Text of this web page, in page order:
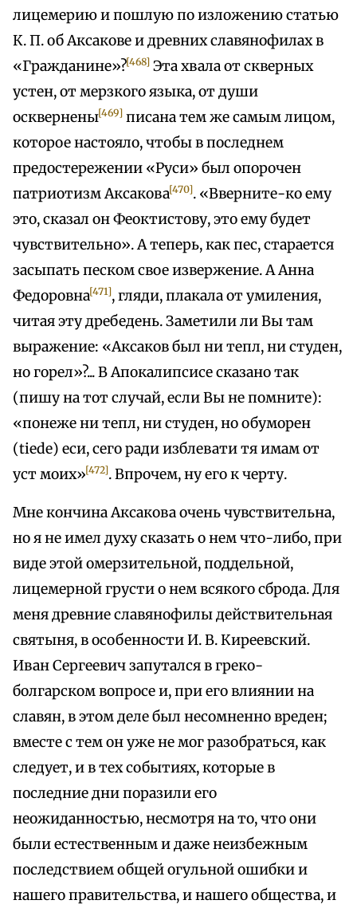
лицемерию и пошлую по изложению статью
К. П. об Аксакове и древних славянофилах в
«Гражданине»?[468] Эта хвала от скверных
устен, от мерзкого языка, от души
осквернены[469] писана тем же самым лицом,
которое настояло, чтобы в последнем
предостережении «Руси» был опорочен
патриотизм Аксакова[470]. «Вверните-ко ему
это, сказал он Феоктистову, это ему будет
чувствительно». А теперь, как пес, старается
засыпать песком свое извержение. А Анна
Федоровна[471], гляди, плакала от умиления,
читая эту дребедень. Заметили ли Вы там
выражение: «Аксаков был ни тепл, ни студен,
но горел»?... В Апокалипсисе сказано так
(пишу на тот случай, если Вы не помните):
«понеже ни тепл, ни студен, но обуморен
(tiede) еси, сего ради изблевати тя имам от
уст моих»[472]. Впрочем, ну его к черту.
Мне кончина Аксакова очень чувствительна,
но я не имел духу сказать о нем что-либо, при
виде этой омерзительной, поддельной,
лицемерной грусти о нем всякого сброда. Для
меня древние славянофилы действительная
святыня, в особенности И. В. Киреевский.
Иван Сергеевич запутался в греко-
болгарском вопросе и, при его влиянии на
славян, в этом деле был несомненно вреден;
вместе с тем он уже не мог разобраться, как
следует, и в тех событиях, которые в
последние дни поразили его
неожиданностью, несмотря на то, что они
были естественным и даже неизбежным
последствием общей огульной ошибки и
нашего правительства, и нашего общества, и